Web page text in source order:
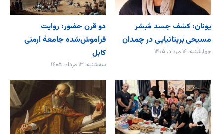
یونان: کشف جسد مُبشر
مسیحی بریتانیایی در چمدان
چهارشنبه، ۱۴ مرداد، ۱۴۰۵
دو قرن حضور: روایت
فراموش‌شده جامعۀ ارمنی
کابل
سه‌شنبه، ۱۳ مرداد، ۱۴۰۵